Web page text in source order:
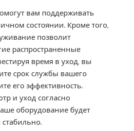
вам поддерживать
состоянии. Кроме того,
позволит
распространенные
время в уход, вы
срок службы вашего
его эффективность.
и уход согласно
оборудование будет